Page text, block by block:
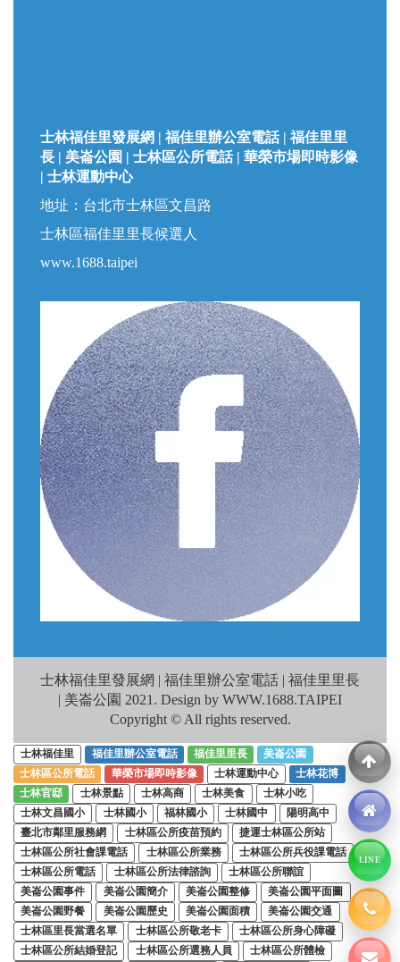
士林福佳里發展網 | 福佳里辦公室電話 | 福佳里里
長 | 美崙公園 | 士林區公所電話 | 華榮市場即時影像
| 士林運動中心
地址：台北市士林區文昌路
士林區福佳里里長候選人
www.1688.taipei
士林福佳里發展網 | 福佳里辦公室電話 | 福佳里里長
| 美崙公園 2021. Design by WWW.1688.TAIPEI
Copyright © All rights reserved.
士林福佳里 福佳里辦公室電話 福佳里里長
美崙公園
士林區公所電話
華榮市場即時影像 士林運動中心
士林花博
士林官邸
士林景點 士林高商 士林美食
士林小吃
士林文昌國小
士林國小 福林國小 士林國中
陽明高中
臺北市鄰里服務網
士林區公所疫苗預約
捷運士林區公所站
士林區公所社會課電話
士林區公所業務
士林區公所兵役課電話
士林區公所電話
士林區公所法律諮詢
士林區公所聯誼
美崙公園事件
美崙公園簡介 美崙公園整修
美崙公園平面圖
美崙公園野餐
美崙公園歷史 美崙公園面積
美崙公園交通
士林區里長當選名單
士林區公所敬老卡
士林區公所身心障礙
士林區公所結婚登記
士林區公所選務人員 士林區公所體檢
LINE